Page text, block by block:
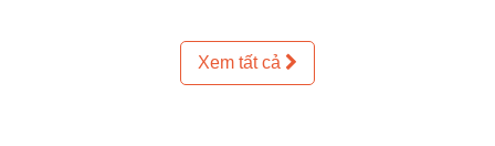
Xem tất cả